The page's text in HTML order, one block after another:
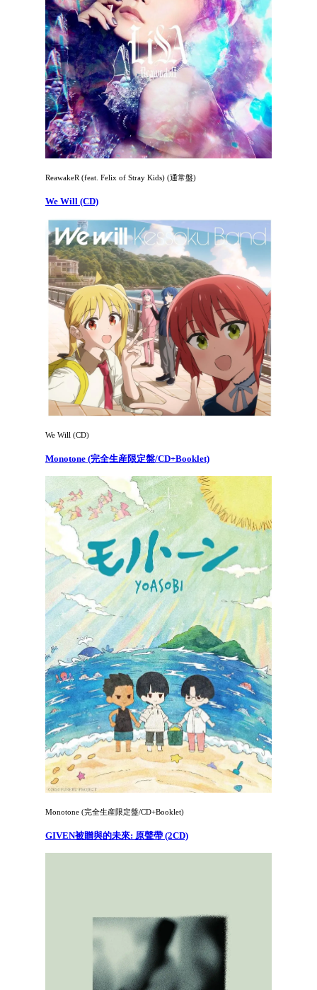
ReawakeR (feat. Felix of Stray Kids) (通常盤)
We Will (CD)
We Will (CD)
Monotone (完全生産限定盤/CD+Booklet)
Monotone (完全生産限定盤/CD+Booklet)
GIVEN被贈與的未來: 原聲帶 (2CD)